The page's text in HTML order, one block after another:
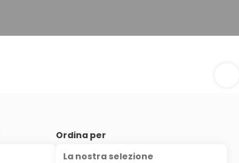
Ordina per
La nostra selezione